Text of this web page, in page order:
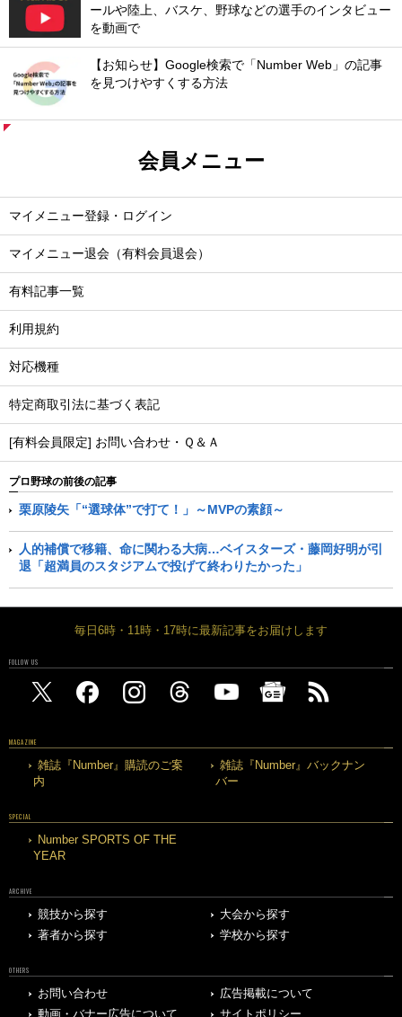
ールや陸上、バスケ、野球などの選手のインタビュー
を動画で
【お知らせ】Google検索で「Number Web」の記事
を見つけやすくする方法
会員メニュー
マイメニュー登録・ログイン
マイメニュー退会（有料会員退会）
有料記事一覧
利用規約
対応機種
特定商取引法に基づく表記
[有料会員限定] お問い合わせ・Ｑ＆Ａ
プロ野球の前後の記事
栗原陵矢「“選球体”で打て！」～MVPの素顔～
人的補償で移籍、命に関わる大病…ベイスターズ・藤岡好明が引
退「超満員のスタジアムで投げて終わりたかった」
毎日6時・11時・17時に最新記事をお届けします
FOLLOW US
MAGAZINE
雑誌『Number』購読のご案
内
雑誌『Number』バックナン
バー
SPECIAL
Number SPORTS OF THE
YEAR
ARCHIVE
競技から探す
大会から探す
著者から探す
学校から探す
OTHERS
お問い合わせ
広告掲載について
動画・バナー広告について
サイトポリシー